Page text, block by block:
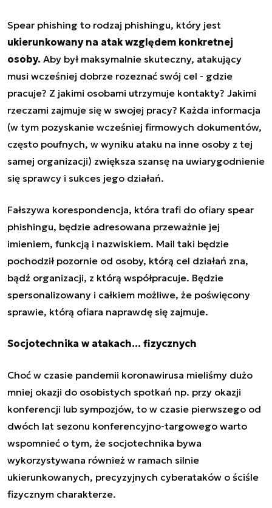
Spear phishing to rodzaj phishingu, który jest
ukierunkowany na atak względem konkretnej
osoby. Aby był maksymalnie skuteczny, atakujący
musi wcześniej dobrze rozeznać swój cel - gdzie
pracuje? Z jakimi osobami utrzymuje kontakty? Jakimi
rzeczami zajmuje się w swojej pracy? Każda informacja
(w tym pozyskanie wcześniej firmowych dokumentów,
często poufnych, w wyniku ataku na inne osoby z tej
samej organizacji) zwiększa szansę na uwiarygodnienie
się sprawcy i sukces jego działań.
Fałszywa korespondencja, która trafi do ofiary spear
phishingu, będzie adresowana przeważnie jej
imieniem, funkcją i nazwiskiem. Mail taki będzie
pochodził pozornie od osoby, którą cel działań zna,
bądź organizacji, z którą współpracuje. Będzie
spersonalizowany i całkiem możliwe, że poświęcony
sprawie, którą ofiara naprawdę się zajmuje.
Socjotechnika w atakach… fizycznych
Choć w czasie pandemii koronawirusa mieliśmy dużo
mniej okazji do osobistych spotkań np. przy okazji
konferencji lub sympozjów, to w czasie pierwszego od
dwóch lat sezonu konferencyjno-targowego warto
wspomnieć o tym, że socjotechnika bywa
wykorzystywana również w ramach silnie
ukierunkowanych, precyzyjnych cyberataków o ściśle
fizycznym charakterze.